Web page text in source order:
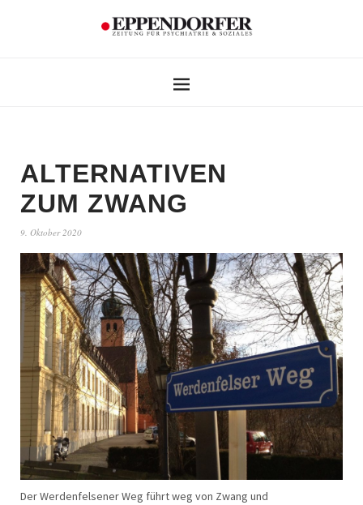
ALTERNATIVEN
ZUM ZWANG
9. Oktober 2020
Der Werdenfelsener Weg führt weg von Zwang und